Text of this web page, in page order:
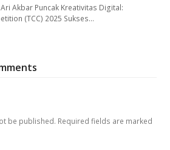
Akbar Puncak Kreativitas Digital:
(TCC) 2025 Sukses…
be published. Required fields are marked